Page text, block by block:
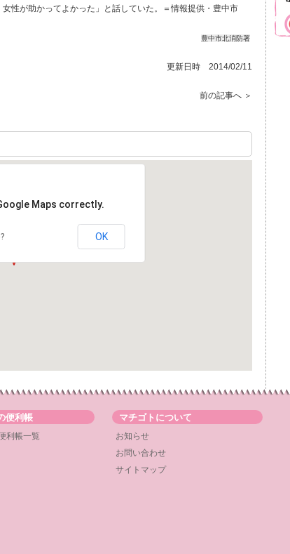
性が助かってよかった」と話していた。＝情報提供・豊中市
豊中市北消防署
更新日時 2014/02/11
前の記事へ ＞
Maps correctly.
OK
便利帳
利帳一覧
マチゴトについて
お知らせ
お問い合わせ
サイトマップ